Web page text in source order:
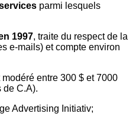
parmi lesquels
1997, traite du respect de la
e-mails) et compte environ
modéré entre 300 $ et 7000
de C.A).
Advertising Initiativ;